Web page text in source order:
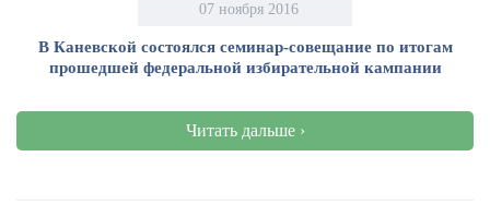
07 ноября 2016
В Каневской состоялся семинар-совещание по итогам
прошедшей федеральной избирательной кампании
Читать дальше ›